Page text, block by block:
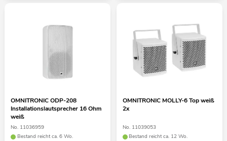
OMNITRONIC ODP-208
Installationslautsprecher 16 Ohm
weiß
No. 11036959
Bestand reicht ca. 6 Wo.
OMNITRONIC MOLLY-6 Top weiß
2x
No. 11039053
Bestand reicht ca. 12 Wo.